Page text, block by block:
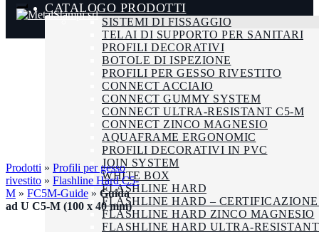
CATALOGO PRODOTTI
SISTEMI DI FISSAGGIO
TELAI DI SUPPORTO PER SANITARI
PROFILI DECORATIVI
BOTOLE DI ISPEZIONE
PROFILI PER GESSO RIVESTITO
CONNECT ACCIAIO
CONNECT GUMMY SYSTEM
CONNECT ULTRA-RESISTANT C5-M
CONNECT ZINCO MAGNESIO
AQUAFRAME ERGONOMIC
PROFILI DECORATIVI IN PVC
JOIN SYSTEM
WHITE BOX
FLASHLINE HARD
FLASHLINE HARD –
FLASHLINE HARD ZINCO MAGNESIO
FLASHLINE HARD ULTRA-
Prodotti » Profili per gesso
rivestito » Flashline Hard C5-
M » FC5M-Guide » Guida
ad U C5-M (100 x 40 mm)